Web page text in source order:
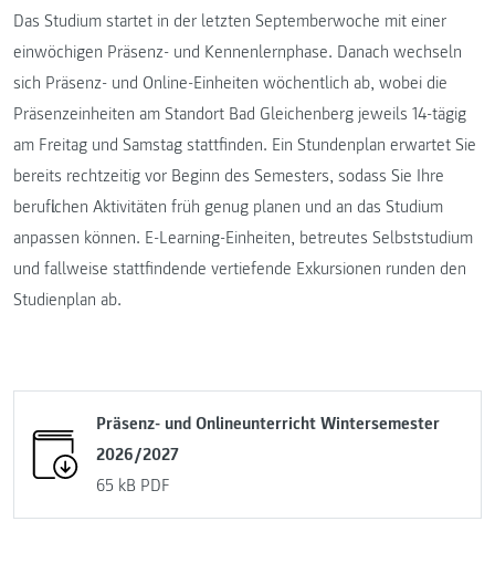
Das Studium startet in der letzten Septemberwoche mit einer
einwöchigen Präsenz- und Kennenlernphase. Danach wechseln
sich Präsenz- und Online-Einheiten wöchentlich ab, wobei die
Präsenzeinheiten am Standort Bad Gleichenberg jeweils 14-tägig
am Freitag und Samstag stattfinden. Ein Stundenplan erwartet Sie
bereits rechtzeitig vor Beginn des Semesters, sodass Sie Ihre
beruflichen Aktivitäten früh genug planen und an das Studium
anpassen können. E-Learning-Einheiten, betreutes Selbststudium
und fallweise stattfindende vertiefende Exkursionen runden den
Studienplan ab.
Präsenz- und Onlineunterricht Wintersemester
2026/2027
65 kB PDF